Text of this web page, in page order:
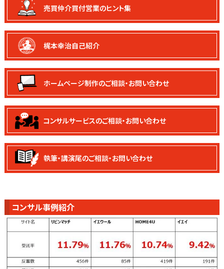
売買仲介買付営業のヒント集
梶本幸治自己紹介
ホームページ制作のご相談・お問い合わせ
コンサルサービスのご相談・お問い合わせ
執筆・講演尾のご相談・お問い合わせ
コンサル事例紹介